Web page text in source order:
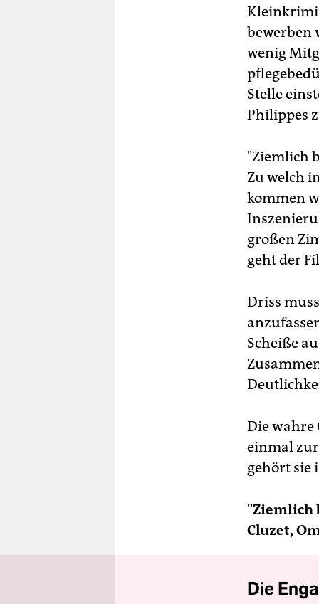
bewerben
wenig
Stelle
Philippes
"Ziemlich
Zu welch
kommen
großen
geht der
Driss
Scheiße
Die wahre
einmal
gehört sie
"Ziemlich
Cluzet,
Die